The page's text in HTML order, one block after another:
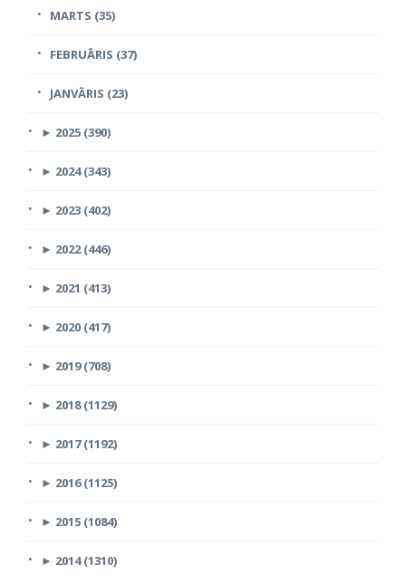
MARTS (35)
FEBRUĀRIS (37)
JANVĀRIS (23)
► 2025 (390)
► 2024 (343)
► 2023 (402)
► 2022 (446)
► 2021 (413)
► 2020 (417)
► 2019 (708)
► 2018 (1129)
► 2017 (1192)
► 2016 (1125)
► 2015 (1084)
► 2014 (1310)